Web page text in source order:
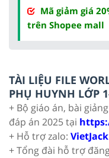
Mã giảm giá
trên Shopee mall
TÀI LIỆU FILE
PHỤ HUYNH LỚP
+ Bộ giáo án, bài
đáp án 2025 tại
+ Hỗ trợ zalo:
+ Tổng đài hỗ trợ